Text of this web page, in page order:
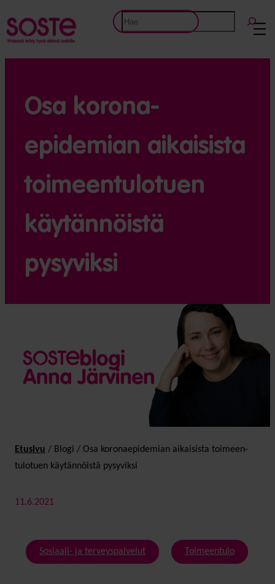
Etsi
Osa korona­
epidemian aikaisista
toimeen­tulo­tuen
käytännöistä
pysyviksi
Etusivu / Blogi / Osa korona­epidemian aikaisista toimeen­
tulo­tuen käytännöistä pysyviksi
11.6.2021
Sosiaali- ja terveyspalvelut Toimeentulo